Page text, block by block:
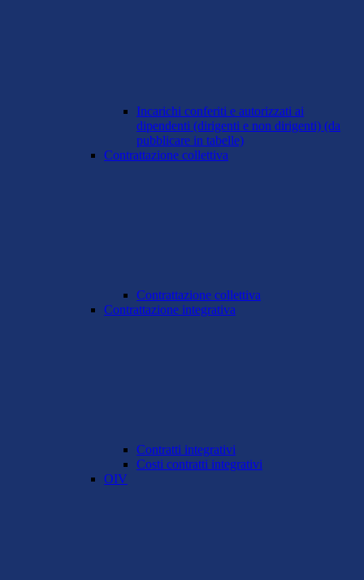
Incarichi conferiti e autorizzati ai
dipendenti (dirigenti e non dirigenti) (da
pubblicare in tabelle)
Contrattazione collettiva
Contrattazione collettiva
Contrattazione integrativa
Contratti integrativi
Costi contratti integrativi
OIV